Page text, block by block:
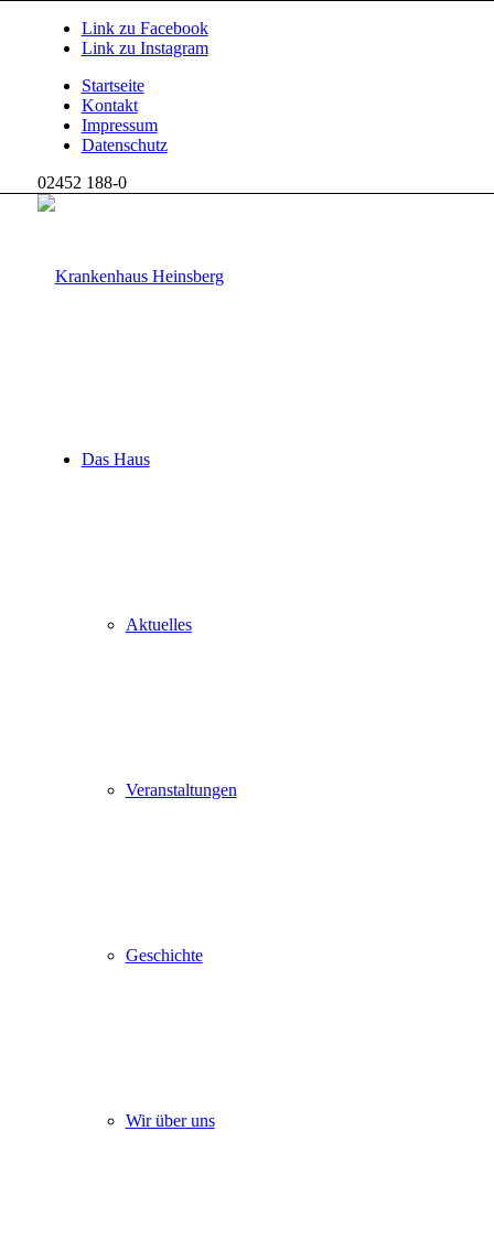
Link zu Facebook
Link zu Instagram
Startseite
Kontakt
Impressum
Datenschutz
02452 188-0
Das Haus
Aktuelles
Veranstaltungen
Geschichte
Wir über uns